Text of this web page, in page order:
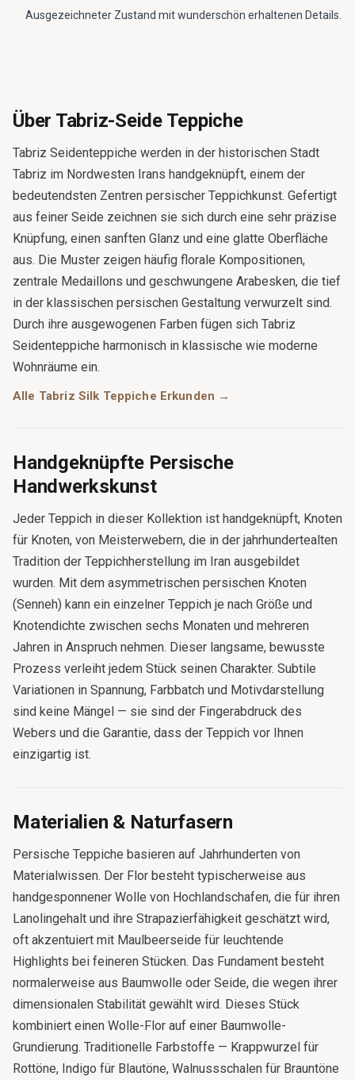
Ausgezeichneter Zustand mit wunderschön erhaltenen Details.
Über Tabriz-Seide Teppiche
Tabriz Seidenteppiche werden in der historischen Stadt
Tabriz im Nordwesten Irans handgeknüpft, einem der
bedeutendsten Zentren persischer Teppichkunst. Gefertigt
aus feiner Seide zeichnen sie sich durch eine sehr präzise
Knüpfung, einen sanften Glanz und eine glatte Oberfläche
aus. Die Muster zeigen häufig florale Kompositionen,
zentrale Medaillons und geschwungene Arabesken, die tief
in der klassischen persischen Gestaltung verwurzelt sind.
Durch ihre ausgewogenen Farben fügen sich Tabriz
Seidenteppiche harmonisch in klassische wie moderne
Wohnräume ein.
Alle Tabriz Silk Teppiche Erkunden →
Handgeknüpfte Persische
Handwerkskunst
Jeder Teppich in dieser Kollektion ist handgeknüpft, Knoten
für Knoten, von Meisterwebern, die in der jahrhundertealten
Tradition der Teppichherstellung im Iran ausgebildet
wurden. Mit dem asymmetrischen persischen Knoten
(Senneh) kann ein einzelner Teppich je nach Größe und
Knotendichte zwischen sechs Monaten und mehreren
Jahren in Anspruch nehmen. Dieser langsame, bewusste
Prozess verleiht jedem Stück seinen Charakter. Subtile
Variationen in Spannung, Farbbatch und Motivdarstellung
sind keine Mängel — sie sind der Fingerabdruck des
Webers und die Garantie, dass der Teppich vor Ihnen
einzigartig ist.
Materialien & Naturfasern
Persische Teppiche basieren auf Jahrhunderten von
Materialwissen. Der Flor besteht typischerweise aus
handgesponnener Wolle von Hochlandschafen, die für ihren
Lanolingehalt und ihre Strapazierfähigkeit geschätzt wird,
oft akzentuiert mit Maulbeerseide für leuchtende
Highlights bei feineren Stücken. Das Fundament besteht
normalerweise aus Baumwolle oder Seide, die wegen ihrer
dimensionalen Stabilität gewählt wird. Dieses Stück
kombiniert einen Wolle-Flor auf einer Baumwolle-
Grundierung. Traditionelle Farbstoffe — Krappwurzel für
Rottöne, Indigo für Blautöne, Walnussschalen für Brauntöne